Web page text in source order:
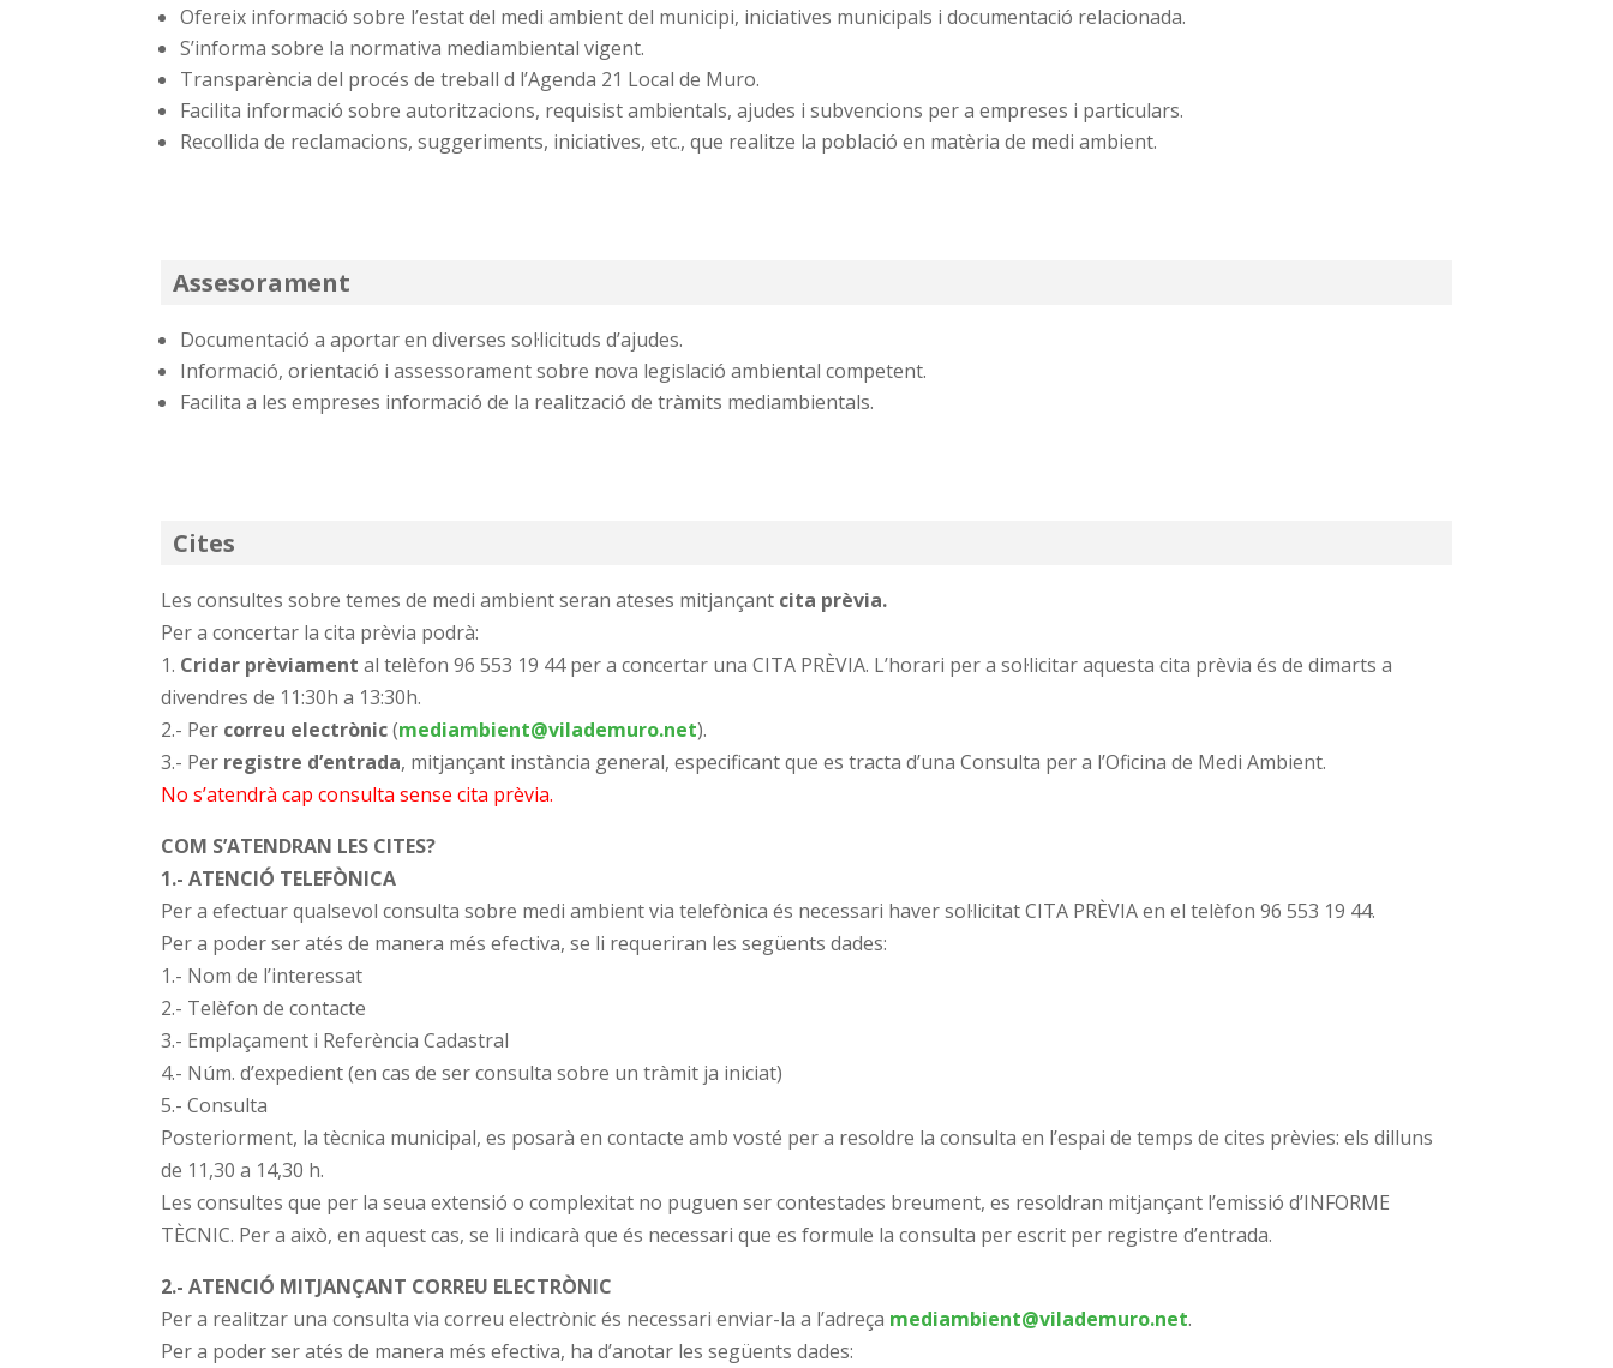
Ofereix informació sobre l’estat del medi ambient del municipi, iniciatives municipals i documentació relacionada.
S’informa sobre la normativa mediambiental vigent.
Transparència del procés de treball d l’Agenda 21 Local de Muro.
Facilita informació sobre autoritzacions, requisist ambientals, ajudes i subvencions per a empreses i particulars.
Recollida de reclamacions, suggeriments, iniciatives, etc., que realitze la població en matèria de medi ambient.
Assesorament
Documentació a aportar en diverses sol·licituds d’ajudes.
Informació, orientació i assessorament sobre nova legislació ambiental competent.
Facilita a les empreses informació de la realització de tràmits mediambientals.
Cites
Les consultes sobre temes de medi ambient seran ateses mitjançant cita prèvia.
Per a concertar la cita prèvia podrà:
1. Cridar prèviament al telèfon 96 553 19 44 per a concertar una CITA PRÈVIA. L’horari per a sol·licitar aquesta cita prèvia és de dimarts a
divendres de 11:30h a 13:30h.
2.- Per correu electrònic(mediambient@vilademuro.net).
3.- Per registre d’entrada, mitjançant instància general, especificant que es tracta d’una Consulta per a l’Oficina de Medi Ambient.
No s’atendrà cap consulta sense cita prèvia.
COM S’ATENDRAN LES CITES?
1.- ATENCIÓ TELEFÒNICA
Per a efectuar qualsevol consulta sobre medi ambient via telefònica és necessari haver sol·licitat CITA PRÈVIA en el telèfon 96 553 19 44.
Per a poder ser atés de manera més efectiva,se li requeriran les següents dades:
1.- Nom de l’interessat
2.- Telèfon de contacte
3.- Emplaçament i Referència Cadastral
4.- Núm. d’expedient (en cas de ser consulta sobre un tràmit ja iniciat)
5.- Consulta
Posteriorment, la tècnica municipal, es posarà en contacte amb vosté per a resoldre la consulta en l’espai de temps de cites prèvies: els dilluns
de 11,30 a 14,30 h.
Les consultes que per la seua extensió o complexitat no puguen ser contestades breument, es resoldran mitjançant l’emissió d’INFORME
TÈCNIC. Per a això, en aquest cas, se li indicarà que és necessari que es formule la consulta per escrit per registre d’entrada.
2.- ATENCIÓ MITJANÇANT CORREU ELECTRÒNIC
Per a realitzar una consulta via correu electrònic és necessari enviar-la a l’adreça mediambient@vilademuro.net.
Per a poder ser atés de manera més efectiva, ha d’anotar les següents dades: